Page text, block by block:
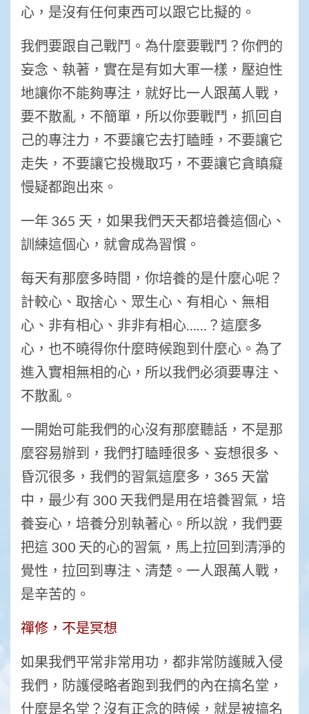
心，是沒有任何東西可以跟它比擬的。
我們要跟自己戰鬥。為什麼要戰鬥？你們的
妄念、執著，實在是有如大軍一樣，壓迫性
地讓你不能夠專注，就好比一人跟萬人戰，
要不散亂，不簡單，所以你要戰鬥，抓回自
己的專注力，不要讓它去打瞌睡，不要讓它
走失，不要讓它投機取巧，不要讓它貪瞋癡
慢疑都跑出來。
一年 365 天，如果我們天天都培養這個心、
訓練這個心，就會成為習慣。
每天有那麼多時間，你培養的是什麼心呢？
計較心、取捨心、眾生心、有相心、無相
心、非有相心、非非有相心……？這麼多
心，也不曉得你什麼時候跑到什麼心。為了
進入實相無相的心，所以我們必須要專注、
不散亂。
一開始可能我們的心沒有那麼聽話，不是那
麼容易辦到，我們打瞌睡很多、妄想很多、
昏沉很多，我們的習氣這麼多，365 天當
中，最少有 300 天我們是用在培養習氣，培
養妄心，培養分別執著心。所以說，我們要
把這 300 天的心的習氣，馬上拉回到清淨的
覺性，拉回到專注、清楚。一人跟萬人戰，
是辛苦的。
禪修，不是冥想
如果我們平常非常用功，都非常防護賊入侵
我們，防護侵略者跑到我們的內在搞名堂，
什麼是名堂？沒有正念的時候，就是被搞名